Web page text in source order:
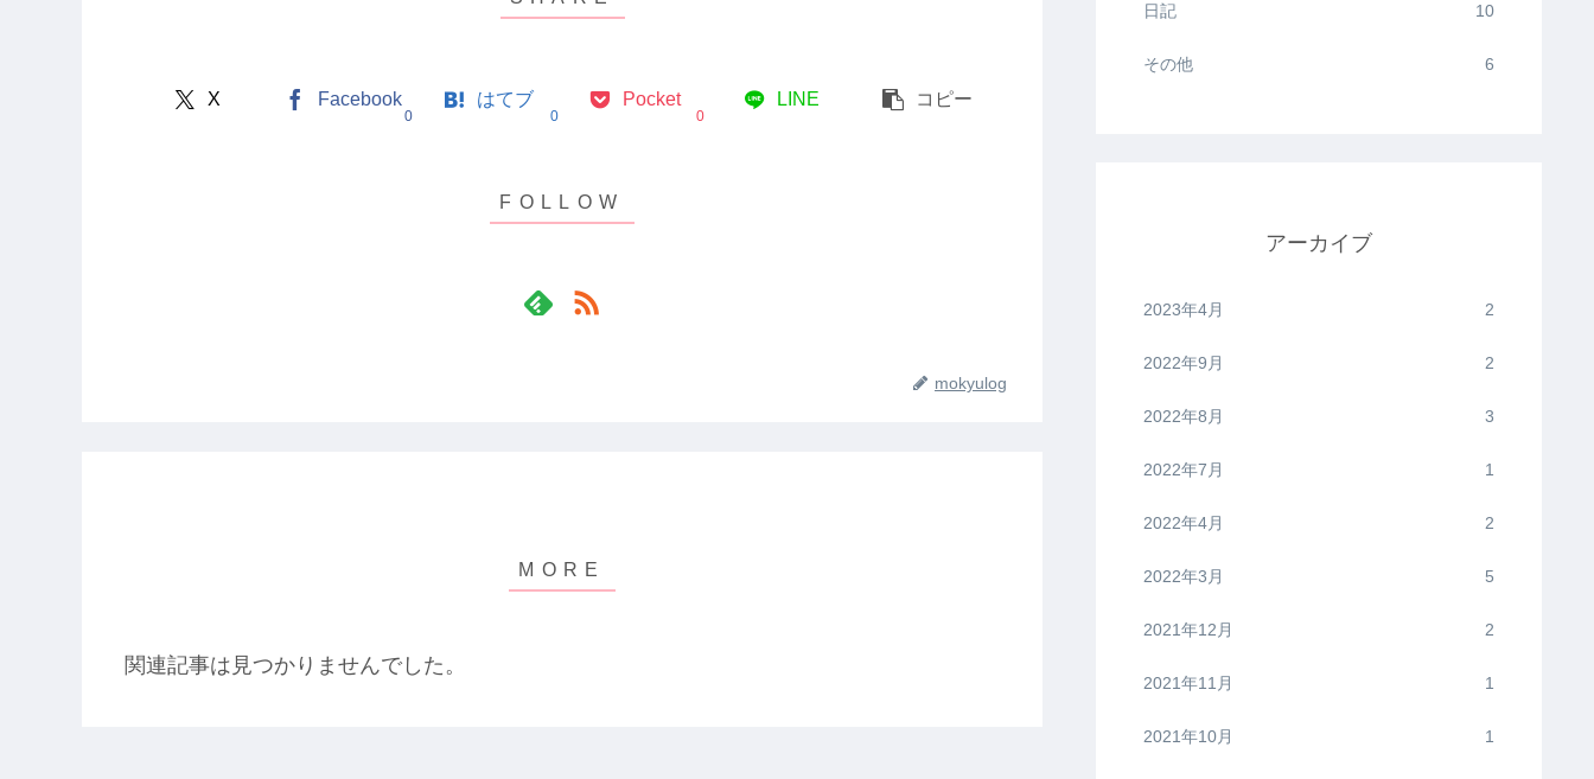
X Facebook
0
はてブ
0
Pocket
0
LINE コピー
mokyulog
関連記事は見つかりませんでした。
日記 10
その他 6
アーカイブ
2023年4月 2
2022年9月 2
2022年8月 3
2022年7月 1
2022年4月 2
2022年3月 5
2021年12月 2
2021年11月 1
2021年10月 1